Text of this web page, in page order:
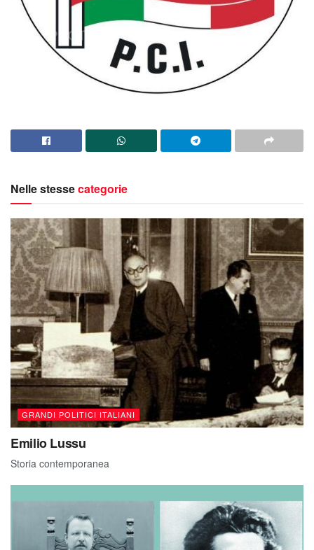
Nelle stessecategorie
GRANDI POLITICI ITALIANI
Emilio Lussu
Storia contemporanea